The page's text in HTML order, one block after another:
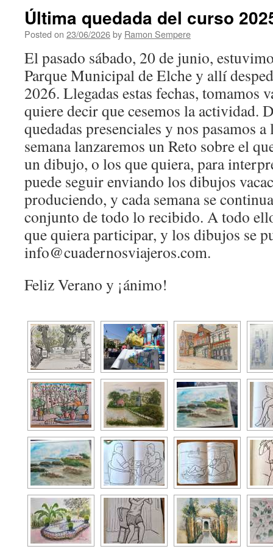
Última quedada del curso
Posted on 23/06/2026by Ramon Sempere
El pasado sábado, 20 de junio,
Parque Municipal de Elche y allí
2026. Llegadas estas fechas, tomamos
quiere decir que cesemos la actividad.
quedadas presenciales y nos pasamos
semana lanzaremos un Reto sobre el
un dibujo, o los que quiera, para
puede seguir enviando los dibujos
produciendo, y cada semana se
conjunto de todo lo recibido. A todo
que quiera participar, y los dibujos se
info@cuadernosviajeros.com.
Feliz Verano y ¡ánimo!